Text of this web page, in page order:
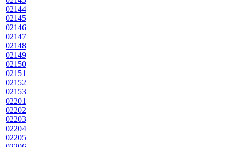
02144
02145
02146
02147
02148
02149
02150
02151
02152
02153
02201
02202
02203
02204
02205